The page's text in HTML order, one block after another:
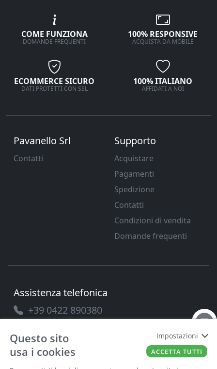
COME FUNZIONA
DOMANDE FREQUENTI
100% RESPONSIVE
ACQUISTA DA MOBILE
ECOMMERCE SICURO
DATI PROTETTI CON SSL
100% ITALIANO
AFFIDATI A NOI
Pavanello Srl
Contatti
Supporto
Acquistare
Pagamenti
Spedizione
Contatti
Condizioni di vendita
Domande frequenti
Assistenza telefonica
+39 0422 890380
Questo sito
usa i cookies
Impostazioni
ACCETTA TUTTI